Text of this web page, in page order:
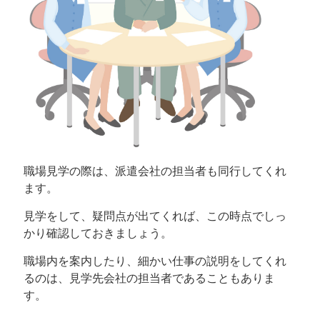
職場見学の際は、派遣会社の担当者も同行してくれ
ます。
見学をして、疑問点が出てくれば、この時点でしっ
かり確認しておきましょう。
職場内を案内したり、細かい仕事の説明をしてくれ
るのは、見学先会社の担当者であることもありま
す。